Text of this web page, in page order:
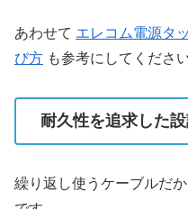
あわせて エレコム電源タ
び方 も参考にしてください
耐久性を追求した
繰り返し使うケーブルだ